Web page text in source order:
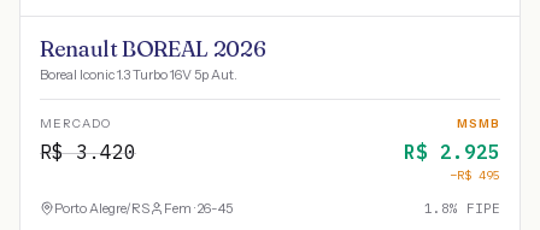
Renault BOREAL 2026
Boreal Iconic 1.3 Turbo 16V 5p Aut.
MERCADO
R$3.420
MSMB
R$ 2.925
−R$ 495
Porto Alegre/RS Fem · 26-45 1.8% FIPE